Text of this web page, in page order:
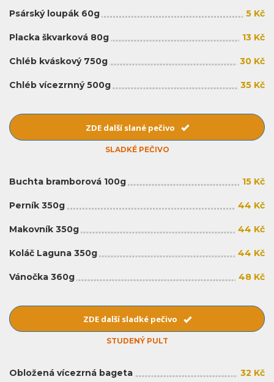
Psárský loupák 60g 5 Kč
Placka škvarková 80g 13 Kč
Chléb kváskový 750g 30 Kč
Chléb vícezrnný 500g 35 Kč
ZDE další slané pečivo
SLADKÉ PEČIVO
Buchta bramborová 100g 15 Kč
Perník 350g 44 Kč
Makovník 350g 44 Kč
Koláč Laguna 350g 44 Kč
Vánočka 360g 48 Kč
ZDE další sladké pečivo
STUDENÝ PULT
Obložená vícezrná bageta 32 Kč